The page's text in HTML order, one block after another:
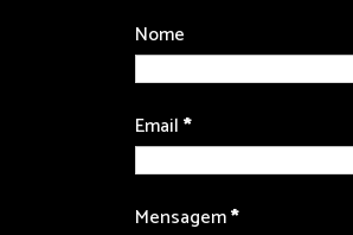
Nome
Email*
Mensagem*